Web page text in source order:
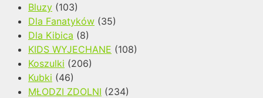
Bluzy (103)
Dla Fanatyków (35)
Dla Kibica (8)
KIDS WYJECHANE (108)
Koszulki (206)
Kubki (46)
MŁODZI ZDOLNI (234)